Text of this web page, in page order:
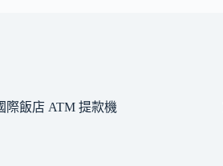
際飯店 ATM 提款機